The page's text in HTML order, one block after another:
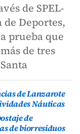
de SPEL-
Deportes,
prueba que
de tres
de Lanzarote
Náuticas
de
de biorresiduos